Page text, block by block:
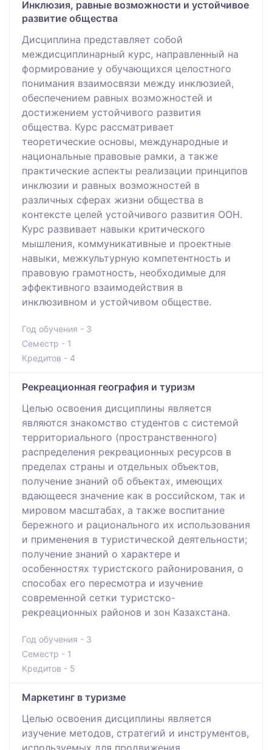
Инклюзия, равные возможности и устойчивое
развитие общества
Дисциплина представляет собой
междисциплинарный курс, направленный на
формирование у обучающихся целостного
понимания взаимосвязи между инклюзией,
обеспечением равных возможностей и
достижением устойчивого развития
общества. Курс рассматривает
теоретические основы, международные и
национальные правовые рамки, а также
практические аспекты реализации принципов
инклюзии и равных возможностей в
различных сферах жизни общества в
контексте целей устойчивого развития ООН.
Курс развивает навыки критического
мышления, коммуникативные и проектные
навыки, межкультурную компетентность и
правовую грамотность, необходимые для
эффективного взаимодействия в
инклюзивном и устойчивом обществе.
Год обучения - 3
Семестр - 1
Кредитов - 4
Рекреационная география и туризм
Целью освоения дисциплины является
являются знакомство студентов с системой
территориального (пространственного)
распределения рекреационных ресурсов в
пределах страны и отдельных объектов,
получение знаний об объектах, имеющих
вдающееся значение как в российском, так и
мировом масштабах, а также воспитание
бережного и рационального их использования
и применения в туристической деятельности;
получение знаний о характере и
особенностях туристского районирования, о
способах его пересмотра и изучение
современной сетки туристско-
рекреационных районов и зон Казахстана.
Год обучения - 3
Семестр - 1
Кредитов - 5
Маркетинг в туризме
Целью освоения дисциплины является
изучение методов, стратегий и инструментов,
используемых для продвижения